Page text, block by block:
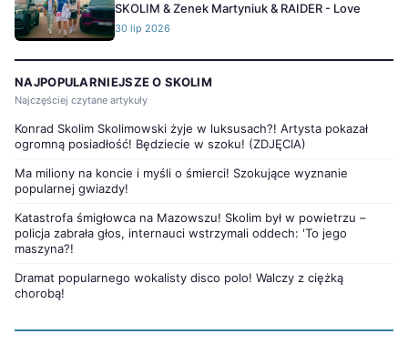
SKOLIM & Zenek Martyniuk & RAIDER - Love
30 lip 2026
NAJPOPULARNIEJSZE O SKOLIM
Najczęściej czytane artykuły
Konrad Skolim Skolimowski żyje w luksusach?! Artysta pokazał
ogromną posiadłość! Będziecie w szoku! (ZDJĘCIA)
Ma miliony na koncie i myśli o śmierci! Szokujące wyznanie
popularnej gwiazdy!
Katastrofa śmigłowca na Mazowszu! Skolim był w powietrzu –
policja zabrała głos, internauci wstrzymali oddech: 'To jego
maszyna?!
Dramat popularnego wokalisty disco polo! Walczy z ciężką
chorobą!